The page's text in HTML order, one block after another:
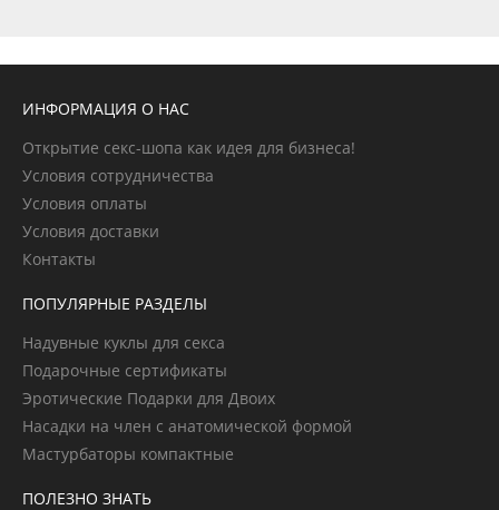
ИНФОРМАЦИЯ О НАС
Открытие секс-шопа как идея для бизнеса!
Условия сотрудничества
Условия оплаты
Условия доставки
Контакты
ПОПУЛЯРНЫЕ РАЗДЕЛЫ
Надувные куклы для секса
Подарочные сертификаты
Эротические Подарки для Двоих
Насадки на член с анатомической формой
Мастурбаторы компактные
ПОЛЕЗНО ЗНАТЬ